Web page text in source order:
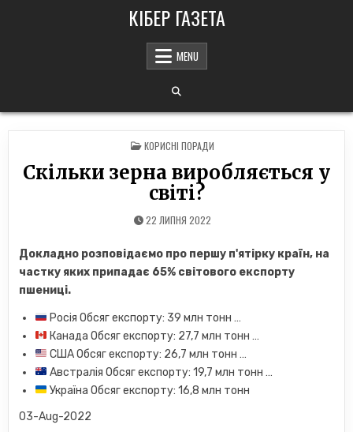
КІБЕР ГАЗЕТА
MENU
POSTED
IN
КОРИСНІ ПОРАДИ
Скільки зерна виробляється у
світі?
22 ЛИПНЯ 2022
Докладно розповідаємо про першу п'ятірку країн, на
частку яких припадає 65% світового експорту
пшениці.
Росія Обсяг експорту: 39 млн тонн …
Канада Обсяг експорту: 27,7 млн ​​тонн …
США Обсяг експорту: 26,7 млн ​​тонн …
Австралія Обсяг експорту: 19,7 млн ​​тонн …
Україна Обсяг експорту: 16,8 млн тонн
03-Aug-2022